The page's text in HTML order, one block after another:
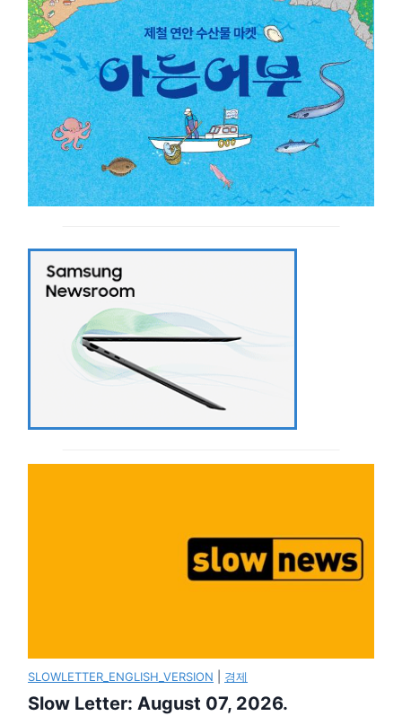
SLOWLETTER_ENGLISH_VERSION 경제
Slow Letter: August 07, 2026.